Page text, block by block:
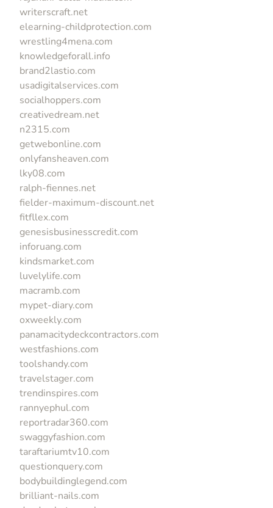
writerscraft.net
elearning-childprotection.com
wrestling4mena.com
knowledgeforall.info
brand2lastio.com
usadigitalservices.com
socialhoppers.com
creativedream.net
n2315.com
getwebonline.com
onlyfansheaven.com
lky08.com
ralph-fiennes.net
fielder-maximum-discount.net
fitfllex.com
genesisbusinesscredit.com
inforuang.com
kindsmarket.com
luvelylife.com
macramb.com
mypet-diary.com
oxweekly.com
panamacitydeckcontractors.com
westfashions.com
toolshandy.com
travelstager.com
trendinspires.com
rannyephul.com
reportradar360.com
swaggyfashion.com
taraftariumtv10.com
questionquery.com
bodybuildinglegend.com
brilliant-nails.com